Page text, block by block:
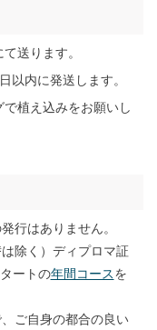
送ります。
以内に発送します。
植え込みをお願いし
行はありません。
除く）ディプロマ証
ートの年間コースを
ご自身の都合の良い